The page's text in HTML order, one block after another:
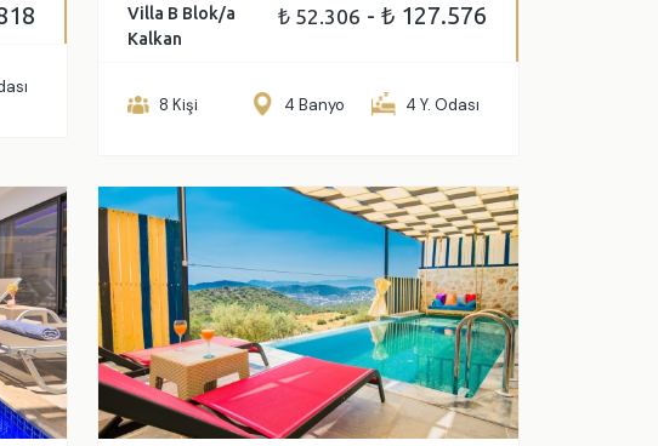
Villa B Blok/a
Kalkan
₺ 52.306 - ₺ 127.576
8 Kişi 4 Banyo 4 Y. Odası